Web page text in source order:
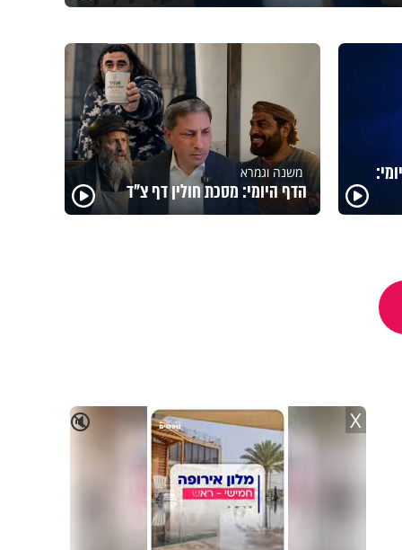
משנה וגמרא
הדף היומי: מסכת חולין דף צ"ד
🔇 X